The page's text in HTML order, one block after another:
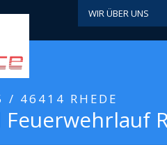
WIR ÜBER UNS
/ 46414 RHEDE
Feuerwehrlauf